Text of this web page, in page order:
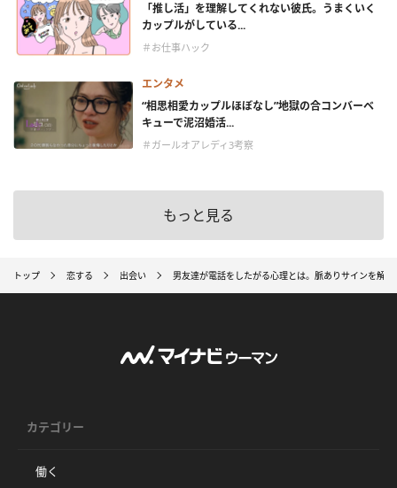
「推し活」を理解してくれない彼氏。うまくいく
カップルがしている...
＃お仕事ハック
エンタメ
“相思相愛カップルほぼなし”地獄の合コンバーベ
キューで泥沼婚活...
＃ガールオアレディ3考察
もっと見る
トップ 恋する 出会い 男友達が電話をしたがる心理とは。脈ありサインを解説
カテゴリー
働く